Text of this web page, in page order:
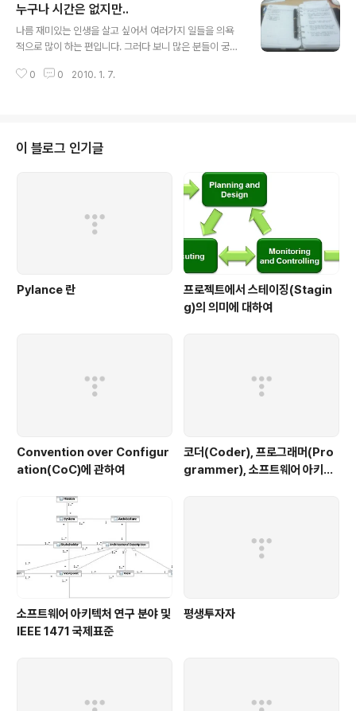
것 같습니다. 임시 문의 게시판도 운영하고 있습니다. htt
p://tac.tstore.co.kr/ 에서 자세한 내용을 살펴보세요~
두시궁~ Coming Soon~ ;-)
누구나 시간은 없지만..
나름 재미있는 인생을 살고 싶어서 여러가지 일들을 의욕
적으로 많이 하는 편입니다. 그러다 보니 많은 분들이 궁금
인것 같습니다. :-) 글쎄요~ 사실 누구나 시간은 없습니다.
아시다시피 프랭클린 플래너를 사용하고 있습니다. 이렇게
다이어리를 공개하는 것은 이번이 처음 입니다. 거의 제 플
래너를 공개하지 않았는데~ 이번에 공개하는군요 :-) 사실
저는 이 프랭클린 플래너를 6년째 사용하고 있습니다. 프
랭클린 플래너 전에는 오롬이나 다른 다이어리를 계속 사
용해 왔었습니다. 고등학교 친구중..
0 0 2010. 1. 7.
이 블로그 인기글
Pylance 란
프로젝트에서 스테이징(Stagin
g)의 의미에 대하여
Convention over Configur
ation(CoC)에 관하여
코더(Coder), 프로그래머(Pro
grammer), 소프트웨어 아키텍
소프트웨어 아키텍처 연구 분야 및
IEEE 1471 국제표준
평생투자자